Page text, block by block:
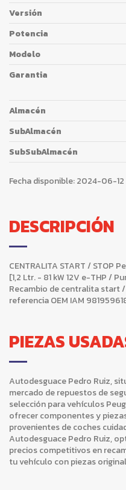
Versión
Potencia
Modelo
Garantia
Almacén
SubAlmacén
SubSubAlmacén
Fecha disponible:2024-06-12
DESCRIPCIÓN
CENTRALITA START / STOP
[1,2 Ltr. - 81 kW 12V e-THP /
Recambio de centralita start
referencia OEM IAM
PIEZAS
Autodesguace Pedro Ruiz,
mercado de repuestos de
selección para vehículos
ofrecer componentes y
provenientes de coches
Autodesguace Pedro Ruiz,
precios competitivos en
tu vehículo con piezas